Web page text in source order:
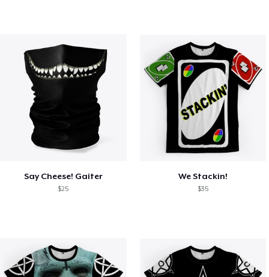
Say Cheese! Gaiter
$25
We Stackin!
$35